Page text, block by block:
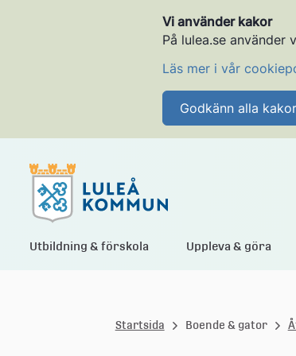
Vi använder kakor
På lulea.se
Läs mer i vår
Godkänn alla kakor
L
Utbildning & förskola Uppleva & göra
Startsida Boende & gator